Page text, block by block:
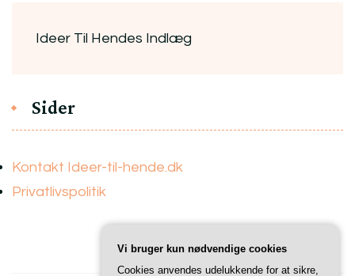
Ideer Til Hendes Indlæg
Sider
Kontakt Ideer-til-hende.dk
Privatlivspolitik
Vi bruger kun nødvendige cookies
Cookies anvendes udelukkende for at sikre,